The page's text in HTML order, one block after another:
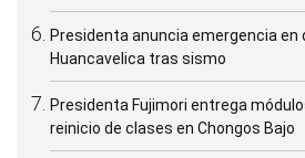
Presidenta anuncia emergencia
Huancavelica tras sismo
Presidenta Fujimori entrega
reinicio de clases en Chongos Bajo